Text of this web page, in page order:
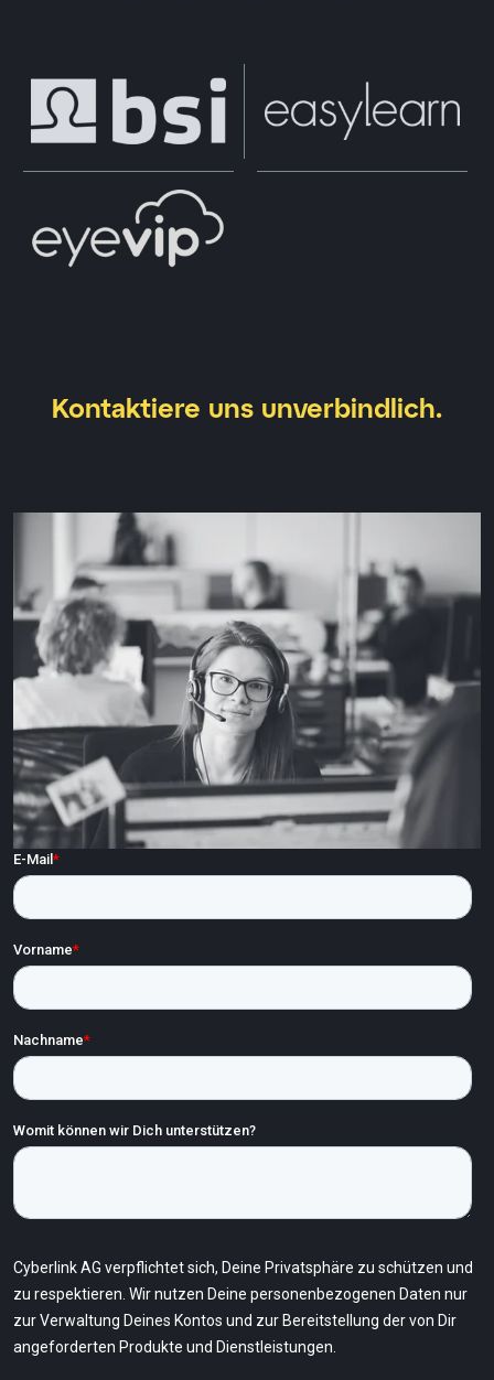
Kontaktiere uns unverbindlich.